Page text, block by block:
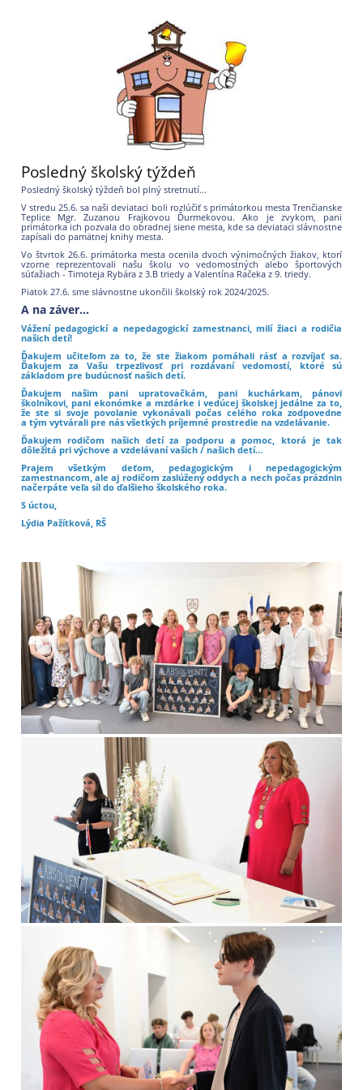
Posledný školský týždeň
Posledný školský týždeň bol plný stretnutí...
V stredu 25.6. sa naši deviataci boli rozlúčiť s primátorkou mesta Trenčianske
Teplice Mgr. Zuzanou Frajkovou Ďurmekovou. Ako je zvykom, pani
primátorka ich pozvala do obradnej siene mesta, kde sa deviataci slávnostne
zapísali do pamätnej knihy mesta.
Vo štvrtok 26.6. primátorka mesta ocenila dvoch výnimočných žiakov, ktorí
vzorne reprezentovali našu školu vo vedomostných alebo športových
súťažiach - Timoteja Rybára z 3.B triedy a Valentína Račeka z 9. triedy.
Piatok 27.6. sme slávnostne ukončili školský rok 2024/2025.
A na záver...
Vážení pedagogickí a nepedagogickí zamestnanci, milí žiaci a rodičia
našich detí!
Ďakujem učiteľom za to, že ste žiakom pomáhali rásť a rozvíjať sa.
Ďakujem za Vašu trpezlivosť pri rozdávaní vedomostí, ktoré sú
základom pre budúcnosť našich detí.
Ďakujem našim pani upratovačkám, pani kuchárkam, pánovi
školníkovi, pani ekonómke a mzdárke i vedúcej školskej jedálne za to,
že ste si svoje povolanie vykonávali počas celého roka zodpovedne
a tým vytvárali pre nás všetkých príjemné prostredie na vzdelávanie.
Ďakujem rodičom našich detí za podporu a pomoc, ktorá je tak
dôležitá pri výchove a vzdelávaní vašich / našich detí…
Prajem všetkým deťom, pedagogickým i nepedagogickým
zamestnancom, ale aj rodičom zaslúžený oddych a nech počas prázdnin
načerpáte veľa síl do ďalšieho školského roka.
S úctou,
Lýdia Pažítková, RŠ